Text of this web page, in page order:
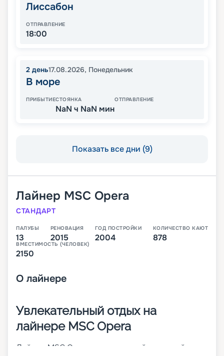
Лиссабон
ОТПРАВЛЕНИЕ
18:00
2 день17.08.2026, Понедельник
В море
ПРИБЫТИЕСТОЯНКА
NaN ч NaN мин
ОТПРАВЛЕНИЕ
Показать все дни (9)
Лайнер MSC Opera
СТАНДАРТ
ПАЛУБЫ
13
РЕНОВАЦИЯ
2015
ГОД ПОСТРОЙКИ
2004
КОЛИЧЕСТВО КАЮТ
878
ВМЕСТИМОСТЬ (ЧЕЛОВЕК)
2150
О лайнере
Увлекательный отдых на
лайнере MSC Opera
Лайнер MSC Opera – просторный круизный